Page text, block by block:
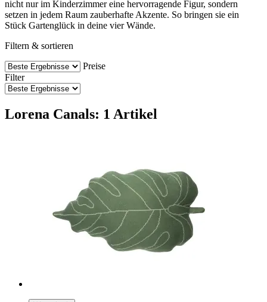
nicht nur im Kinderzimmer eine hervorragende Figur, sondern
setzen in jedem Raum zauberhafte Akzente. So bringen sie ein
Stück Gartenglück in deine vier Wände.
Filtern & sortieren
Preise
Filter
Lorena Canals: 1 Artikel